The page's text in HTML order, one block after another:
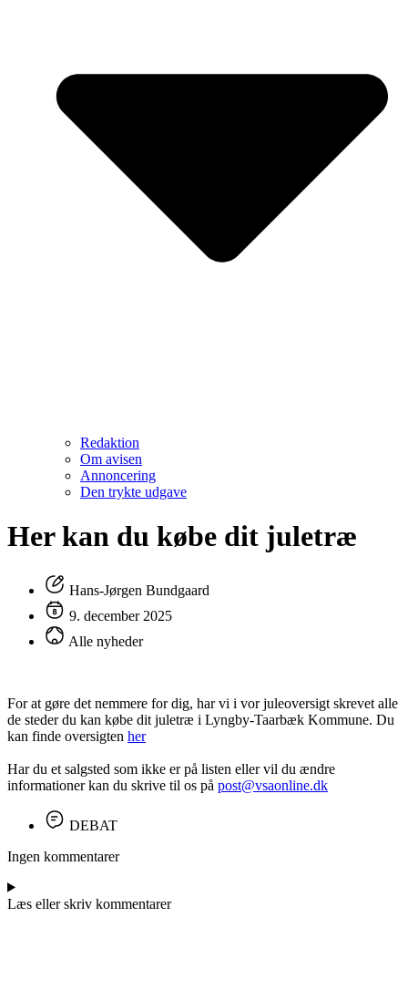
Redaktion
Om avisen
Annoncering
Den trykte udgave
Her kan du købe dit juletræ
Hans-Jørgen Bundgaard
9. december 2025
Alle nyheder
For at gøre det nemmere for dig, har vi i vor juleoversigt skrevet alle
de steder du kan købe dit juletræ i Lyngby-Taarbæk Kommune. Du
kan finde oversigten her
Har du et salgsted som ikke er på listen eller vil du ændre
informationer kan du skrive til os på post@vsaonline.dk
DEBAT
Ingen kommentarer
Læs eller skriv kommentarer